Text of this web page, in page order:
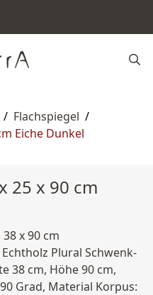
/ Flachspiegel /
Eiche Dunkel
25 x 90 cm
x 90 cm
Plural Schwenk-
38 cm, Höhe 90 cm,
Grad, Material Korpus: